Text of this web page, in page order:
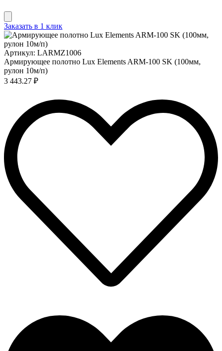
Заказать в 1 клик
Артикул: LARMZ1006
Армирующее полотно Lux Elements ARM-100 SK (100мм,
рулон 10м/п)
3 443.27 ₽